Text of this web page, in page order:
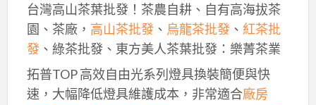
台灣高山茶葉批發！茶農自耕、自有高海拔茶
園、茶廠， 高山茶批發、 烏龍茶批發、 紅茶批
發、綠茶批發、東方美人茶葉批發：樂菁茶業
拓普TOP 高效自由光系列燈具換裝簡便與快
速，大幅降低燈具維護成本，非常適合廠房